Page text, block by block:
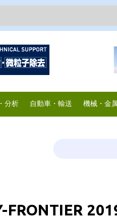
分析 自動車・輸送 機械・金
FRONTIER